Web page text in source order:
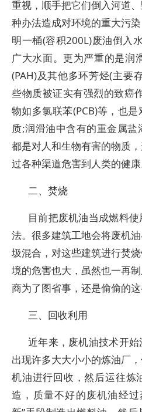
重视，顺手把它们倒入河道
种办法造成对环境的重大污
明一桶(容积200L)废油倒入
广大水面。更为严重的是
(PAH)及其他多环芳烃(主要
些物质被证实有强烈的致癌
物如多氯联苯(PCB)等，也
质;润滑油中含有的重金属盐
都是对人和生物有害的物质
过各种渠道危害到人类的健康
二、焚烧
目前把废机油当成燃料
法。很多建筑工地会将废机
圾混合，对这些建筑进行焚
境的危害也大，虽然也一再
商为了图省事，还是偷偷的这
三、回收利用
近年来，废机油技术开
出现许多大大小小的炼油厂
机油进行回收，然后运往炼
造，质量不好的废机油经